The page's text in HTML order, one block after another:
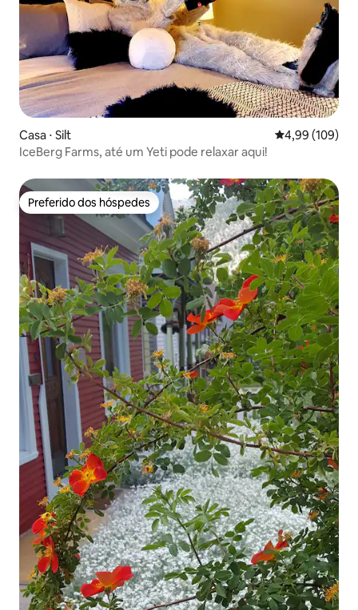
Casa ⋅ Silt 4,99 de uma
4,99 (109)
IceBerg Farms, até um Yeti pode relaxar aqui!
Preferido dos hóspedes
Preferido dos hóspedes